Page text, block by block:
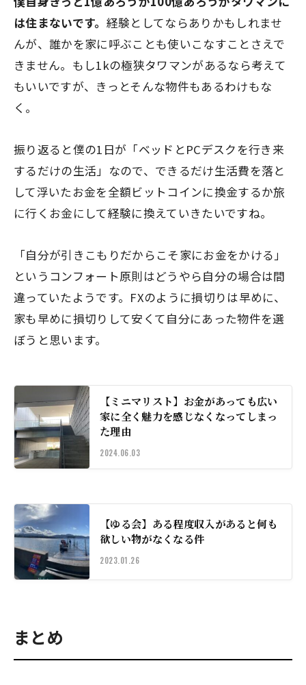
は住まないです。 経験としてならありかもしれませ
んが、誰かを家に呼ぶことも使いこなすことさえで
きません。もし1kの極狭タワマンがあるなら考えて
もいいですが、きっとそんな物件もあるわけもな
く。
振り返ると僕の1日が「ベッドとPCデスクを行き来
するだけの生活」なので、できるだけ生活費を落と
して浮いたお金を全額ビットコインに換金するか旅
に行くお金にして経験に換えていきたいですね。
「自分が引きこもりだからこそ家にお金をかける」
というコンフォート原則はどうやら自分の場合は間
違っていたようです。FXのように損切りは早めに、
家も早めに損切りして安くて自分にあった物件を選
ぼうと思います。
【ミニマリスト】お金があっても広い
家に全く魅力を感じなくなってしまっ
た理由
2024.06.03
【ゆる会】ある程度収入があると何も
欲しい物がなくなる件
2023.01.26
まとめ